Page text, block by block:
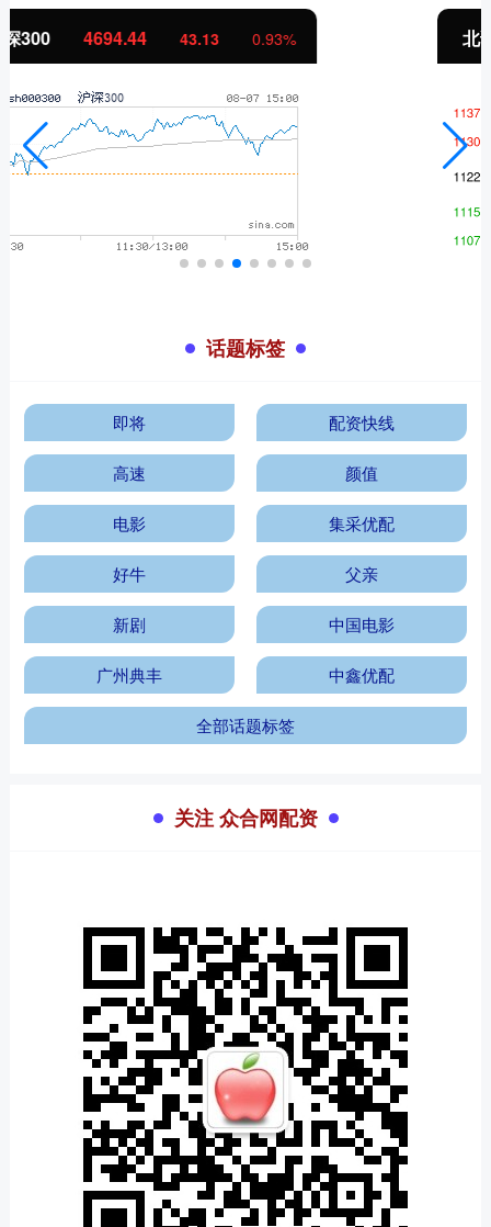
北证50 1134.24 11.37
话题标签
即将 配资快线
高速 颜值
电影 集采优配
好牛 父亲
新剧 中国电影
广州典丰 中鑫优配
全部话题标签
关注 众合网配资